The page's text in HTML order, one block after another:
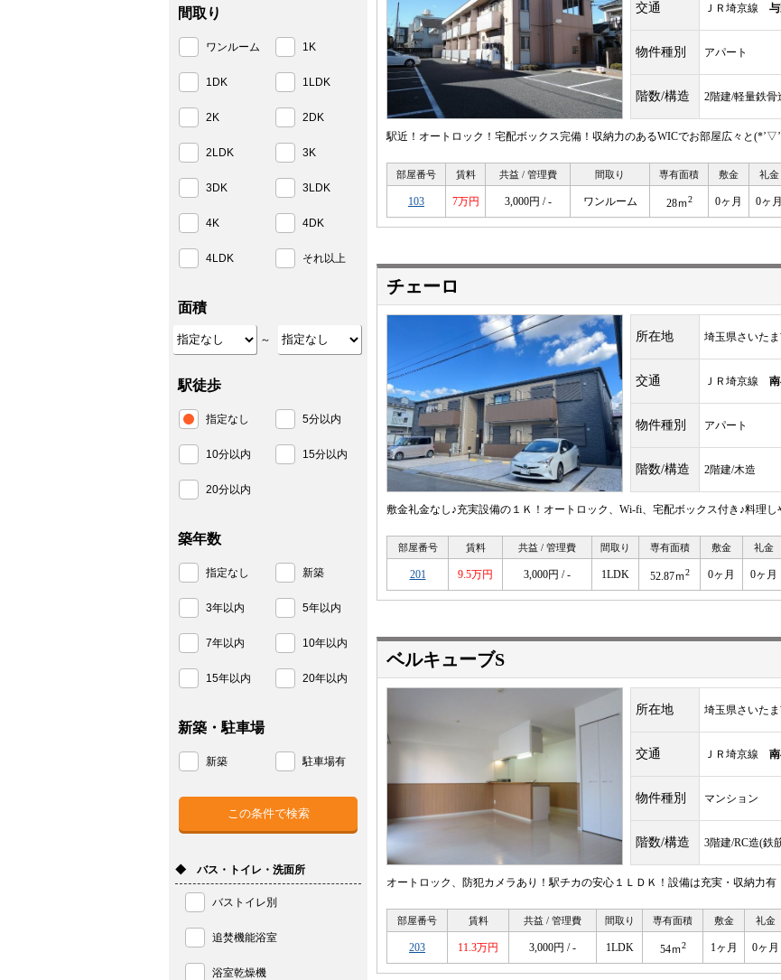
交通 ＪＲ埼京線
物件種別 アパート
階数/構造 2階建/軽量鉄骨
駅近！オートロック！宅配ボックス完備！収納力のあるWICでお部屋広々と
部屋番号 賃料 共益 / 管理費 間取り 専有面積 敷金 礼金
103 7万円 3,000円 / - ワンルーム 28ｍ2 0ヶ月 0ヶ月
チェーロ
所在地 埼玉県さいた
交通 ＪＲ埼京線
物件種別 アパート
階数/構造 2階建/木造
敷金礼金なし♪充実設備の１Ｋ！オートロック、Wi-fi、宅配ボックス付き♪料理
部屋番号 賃料 共益 / 管理費 間取り 専有面積 敷金 礼金
201 9.5万円 3,000円 / - 1LDK 52.87ｍ2 0ヶ月 0ヶ月
ベルキューブS
所在地 埼玉県さいた
交通 ＪＲ埼京線
物件種別 マンション
階数/構造 3階建/RC造(鉄
オートロック、防犯カメラあり！駅チカの安心１ＬＤＫ！設備は充実・収納力有
部屋番号 賃料 共益 / 管理費 間取り 専有面積 敷金 礼金
203 11.3万円 3,000円 / - 1LDK 54ｍ2 1ヶ月 0ヶ月
間取り
ワンルーム 1K
1DK 1LDK
2K 2DK
2LDK 3K
3DK 3LDK
4K 4DK
4LDK それ以上
面積
～
駅徒歩
指定なし 5分以内
10分以内 15分以内
20分以内
築年数
指定なし 新築
3年以内 5年以内
7年以内 10年以内
15年以内 20年以内
新築・駐車場
新築 駐車場有
◆ バス・トイレ・洗面所
バストイレ別
追焚機能浴室
浴室乾燥機